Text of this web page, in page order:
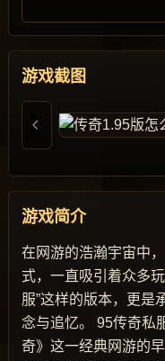
游戏截图
游戏简介
在网游的浩瀚宇宙中
式，一直吸引着众多
服”这样的版本，更是
念与追忆。 95传奇私
奇》这一经典网游的